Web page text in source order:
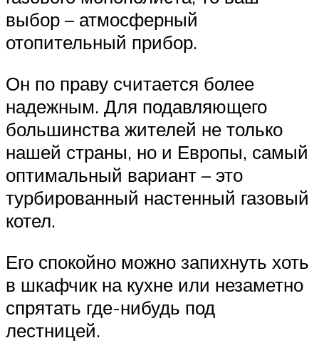
выбор – атмосферный
отопительный прибор.
Он по праву считается более
надежным. Для подавляющего
большинства жителей не только
нашей страны, но и Европы, самый
оптимальный вариант – это
турбированный настенный газовый
котел.
Его спокойно можно запихнуть хоть
в шкафчик на кухне или незаметно
спрятать где-нибудь под
лестницей.